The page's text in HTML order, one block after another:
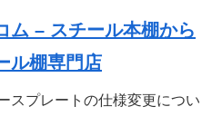
ム – スチール本棚から
ル棚専門店
スプレートの仕様変更につい